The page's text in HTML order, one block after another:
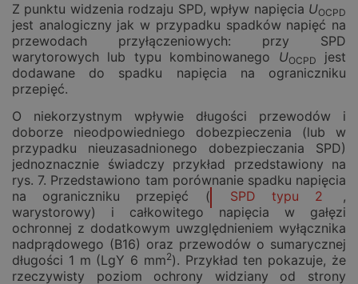
Z punktu widzenia rodzaju SPD, wpływ napięcia UOCPD
jest analogiczny jak w przypadku spadków napięć na
przewodach przyłączeniowych: przy SPD
warytorowych lub typu kombinowanego UOCPD
jest
dodawane do spadku napięcia na ograniczniku
przepięć.
O niekorzystnym wpływie długości przewodów i
doborze nieodpowiedniego dobezpieczenia (lub w
przypadku nieuzasadnionego dobezpieczania SPD)
jednoznacznie świadczy przykład przedstawiony na
rys. 7. Przedstawiono tam porównanie spadku napięcia
na ograniczniku przepięć (
SPD typu 2
,
warystorowy) i całkowitego napięcia w gałęzi
ochronnej z dodatkowym uwzględnieniem wyłącznika
nadprądowego (B16) oraz przewodów o sumarycznej
długości 1 m (LgY 6 mm2). Przykład ten pokazuje, że
rzeczywisty poziom ochrony widziany od strony